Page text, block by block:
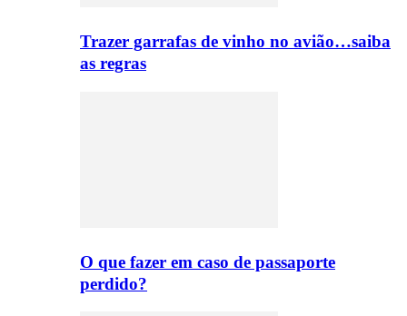
Trazer garrafas de vinho no avião…saiba
as regras
O que fazer em caso de passaporte
perdido?